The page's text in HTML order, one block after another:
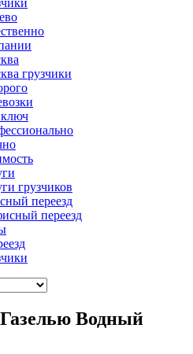
грузчики
грузчиков
переезд
переезд
Водный